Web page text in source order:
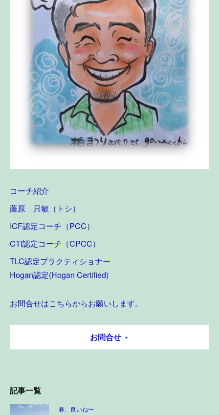
コーチ紹介
藤原 只敏（トシ）
ICF認定コーチ（PCC）
CTI認定コーチ（CPCC）
TLC認定プラクティショナー
Hogan認定(Hogan Certified)
お問合せはこちらからお願いします。
お問合せ
記事一覧
春、良いね〜